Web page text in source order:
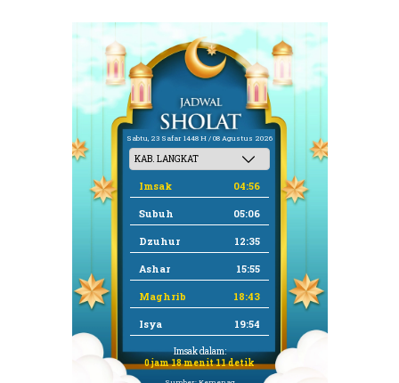
Sabtu, 23 Safar 1448 H / 08 Agustus 2026
Imsak 04:56
Subuh 05:06
Dzuhur 12:35
Ashar 15:55
Maghrib 18:43
Isya 19:54
Imsak dalam:
0 jam 18 menit 10 detik